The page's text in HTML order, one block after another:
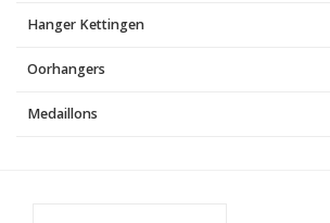
Hanger Kettingen
Oorhangers
Medaillons